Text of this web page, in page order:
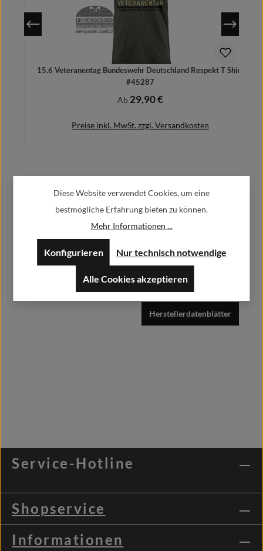
15.6 Veteranentag Bundeswehr Deutschland Respekt T Shirt
#45287
Regulärer Preis:
Ab 29,90 €
Preise inkl. MwSt. zzgl. Versandkosten
Alfa GmbH / Alfashirt
Weisweilerstr.20-22
info@alfashirt.de
Herstellerdatenblätter
Service-Hotline
Shopservice
Informationen
Diese Website verwendet Cookies, um eine
bestmögliche Erfahrung bieten zu können.
Mehr Informationen ...
Nur technisch notwendige
Konfigurieren
Alle Cookies akzeptieren